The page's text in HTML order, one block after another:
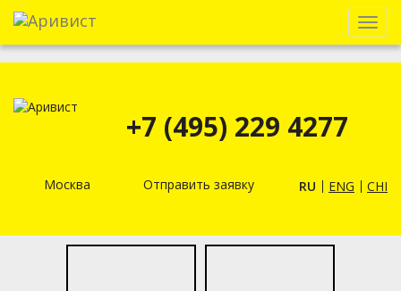
Menu
+7 (495) 229 4277
RU ENG CHI
Москва Отправить заявку